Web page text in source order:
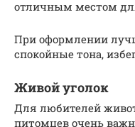
отличным местом
При оформлении
спокойные тона,
Живой уголок
Для любителей
питомцев очень